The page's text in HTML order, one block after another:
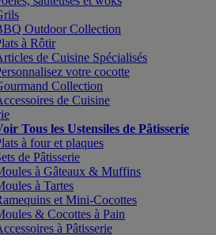
Outdoor Collection
à Rôtir
de Cuisine Spécialisés
votre cocotte
Collection
de Cuisine
Tous les Ustensiles de Pâtisserie
à four et plaques
de Pâtisserie
à Gâteaux & Muffins
à Tartes
et Mini-Cocottes
& Cocottes à Pain
à Pâtisserie